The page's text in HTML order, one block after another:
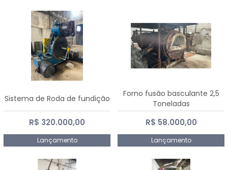
Sistema de Roda de fundição
R$ 320.000,00
Lançamento
Forno fusão basculante 2,5
Toneladas
R$ 58.000,00
Lançamento